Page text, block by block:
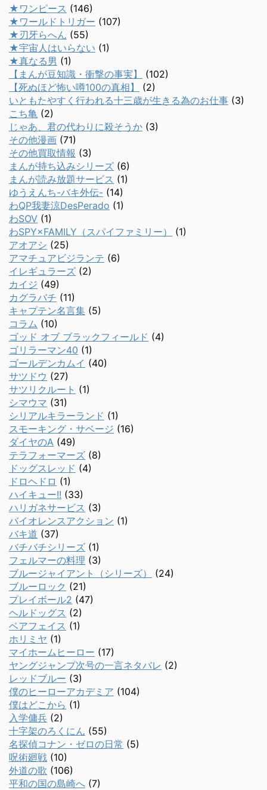
★ワンピース (146)
★ワールドトリガー (107)
★刃牙らへん (55)
★宇宙人はいらない (1)
★真なる男 (1)
【まんが豆知識・衝撃の事実】
(102)
【死ぬほど怖い噂100の真相】
(2)
いともたやすく行われる十三歳が生きる為のお仕事 (3)
こち亀 (2)
じゃあ、君の代わりに殺そうか (3)
その他漫画 (71)
その他買取情報 (3)
まんが持ち込みシリーズ (6)
まんが読み放題サービス (1)
ゆうえんち-バキ外伝- (14)
わQP我妻涼DesPerado (1)
わSOV (1)
わSPY×FAMILY（スパイファミリー）
(1)
アオアシ (25)
アマチュアビジランテ (6)
イレギュラーズ (2)
カイジ (49)
カグラバチ (11)
キャプテン名言集 (5)
コラム (10)
ゴッド オブ ブラックフィールド (4)
ゴリラーマン40 (1)
ゴールデンカムイ (40)
サツドウ (27)
サツリクルート (1)
シマウマ (31)
シリアルキラーランド (1)
スモーキング・サベージ (16)
ダイヤのA (49)
テラフォーマーズ (8)
ドッグスレッド (4)
ドロヘドロ (1)
ハイキュー!! (33)
ハリガネサービス (3)
バイオレンスアクション (1)
バキ道 (37)
バチバチシリーズ (1)
フェルマーの料理 (3)
ブルージャイアント（シリーズ）
(24)
ブルーロック (21)
プレイボール2 (47)
ヘルドッグス (2)
ベアフェイス (1)
ホリミヤ (1)
マイホームヒーロー (17)
ヤングジャンプ次号の一言ネタバレ (2)
レッドブルー (3)
僕のヒーローアカデミア (104)
僕はどこから (1)
入学傭兵 (2)
十字架のろくにん (55)
名探偵コナン・ゼロの日常 (5)
呪術廻戦 (10)
外道の歌 (106)
平和の国の島崎へ (7)